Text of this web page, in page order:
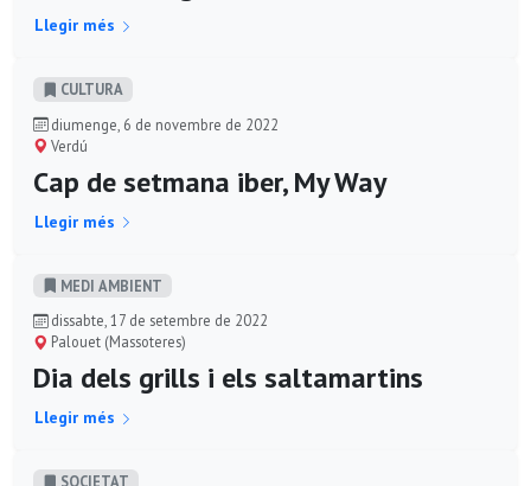
Llegir més
CULTURA
diumenge, 6 de novembre de 2022
Verdú
Cap de setmana iber, My Way
Llegir més
MEDI AMBIENT
dissabte, 17 de setembre de 2022
Palouet (Massoteres)
Dia dels grills i els saltamartins
Llegir més
SOCIETAT